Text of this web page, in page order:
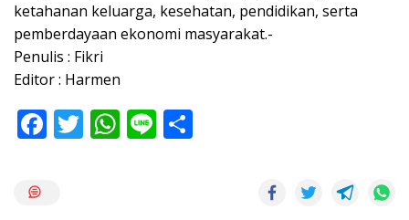
ketahanan keluarga, kesehatan, pendidikan, serta
pemberdayaan ekonomi masyarakat.-
Penulis : Fikri
Editor : Harmen
F T W Li